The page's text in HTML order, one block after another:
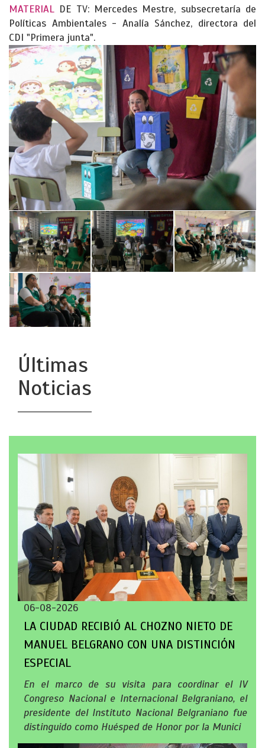
MATERIAL DE TV: Mercedes Mestre, subsecretaría de
Políticas Ambientales - Analía Sánchez, directora del
CDI "Primera junta".
Últimas
Noticias
06-08-2026
LA CIUDAD RECIBIÓ AL CHOZNO NIETO DE
MANUEL BELGRANO CON UNA DISTINCIÓN
ESPECIAL
En el marco de su visita para coordinar el IV
Congreso Nacional e Internacional Belgraniano, el
presidente del Instituto Nacional Belgraniano fue
distinguido como Huésped de Honor por la Munici